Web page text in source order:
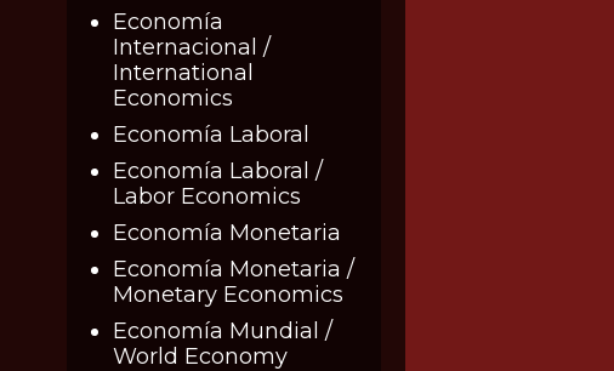
Economía
Internacional /
International
Economics
Economía Laboral
Economía Laboral /
Labor Economics
Economía Monetaria
Economía Monetaria /
Monetary Economics
Economía Mundial /
World Economy